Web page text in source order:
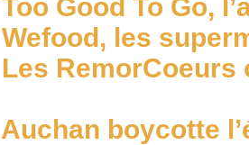
Too Good To Go,
Wefood, les
Les RemorCoeurs
Auchan boycotte